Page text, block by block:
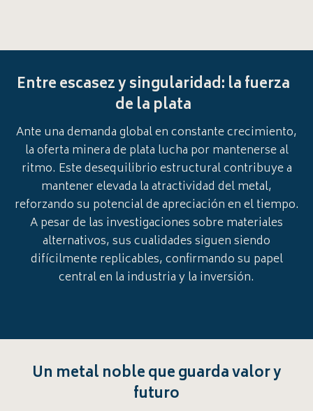
Entre escasez y singularidad: la fuerza
de la plata
Ante una demanda global en constante crecimiento,
la oferta minera de plata lucha por mantenerse al
ritmo. Este desequilibrio estructural contribuye a
mantener elevada la atractividad del metal,
reforzando su potencial de apreciación en el tiempo.
A pesar de las investigaciones sobre materiales
alternativos, sus cualidades siguen siendo
difícilmente replicables, confirmando su papel
central en la industria y la inversión.
Un metal noble que guarda valor y
futuro